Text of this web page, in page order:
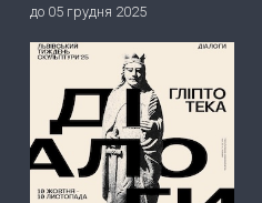
до 05 грудня 2025